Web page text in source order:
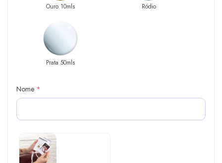
Ouro 10mls Ródio
Prata 50mls
Nome *